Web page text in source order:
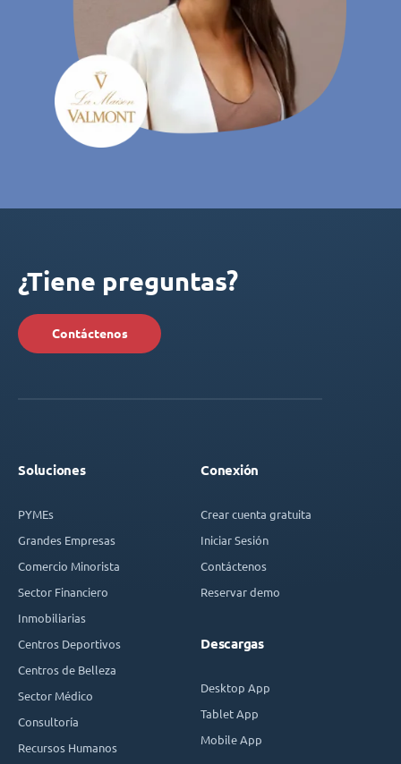
¿Tiene preguntas?
Contáctenos
Soluciones
PYMEs
Grandes Empresas
Comercio Minorista
Sector Financiero
Inmobiliarias
Centros Deportivos
Centros de Belleza
Sector Médico
Consultoría
Recursos Humanos
Conexión
Crear cuenta gratuita
Iniciar Sesión
Contáctenos
Reservar demo
Descargas
Desktop App
Tablet App
Mobile App